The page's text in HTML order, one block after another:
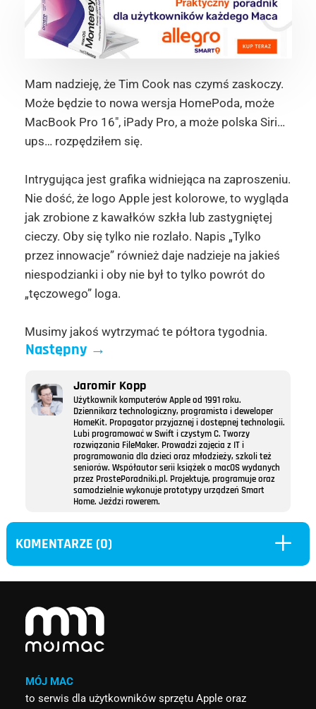
Mam nadzieję, że Tim Cook nas czymś zaskoczy.
Może będzie to nowa wersja HomePoda, może
MacBook Pro 16″, iPady Pro, a może polska Siri…
ups… rozpędziłem się.
Intrygująca jest grafika widniejąca na zaproszeniu.
Nie dość, że logo Apple jest kolorowe, to wygląda
jak zrobione z kawałków szkła lub zastygniętej
cieczy. Oby się tylko nie rozlało. Napis „Tylko
przez innowacje” również daje nadzieje na jakieś
niespodzianki i oby nie był to tylko powrót do
„tęczowego” loga.
Musimy jakoś wytrzymać te półtora tygodnia.
Następny→
Jaromir Kopp
Użytkownik komputerów Apple od 1991 roku.
Dziennikarz technologiczny, programista i deweloper
HomeKit. Propagator przyjaznej i dostępnej technologii.
Lubi programować w Swift i czystym C. Tworzy
rozwiązania FileMaker. Prowadzi zajęcia z IT i
programowania dla dzieci oraz młodzieży, szkoli też
seniorów. Współautor serii książek o macOS wydanych
przez ProstePoradniki.pl. Projektuje, programuje oraz
samodzielnie wykonuje prototypy urządzeń Smart
Home. Jeździ rowerem.
KOMENTARZE (0) L
MÓJ MAC
to serwis dla użytkowników sprzętu Apple oraz